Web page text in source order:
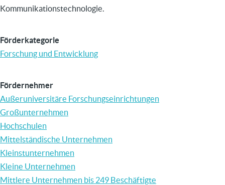
Kommunikationstechnologie.
Förderkategorie
Forschung und Entwicklung
Fördernehmer
Außeruniversitäre Forschungseinrichtungen
Großunternehmen
Hochschulen
Mittelständische Unternehmen
Kleinstunternehmen
Kleine Unternehmen
Mittlere Unternehmen bis 249 Beschäftigte